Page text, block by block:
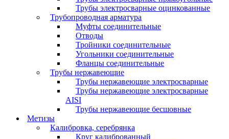
Трубы электросварные оцинкованные
Трубопроводная арматура
Муфты соединительные
Отводы
Тройники соединительные
Угольники соединительные
Фланцы соединительные
Трубы нержавеющие
Трубы нержавеющие электросварные
Трубы нержавеющие электросварные
AISI
Трубы нержавеющие бесшовные
Метизы
Калибровка, серебрянка
Круг калиброванный